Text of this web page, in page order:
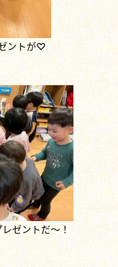
ントが♡
ゼントだ～！